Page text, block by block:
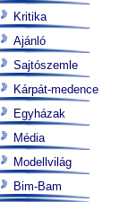
Kritika
Ajánló
Sajtószemle
Kárpát-medence
Egyházak
Média
Modellvilág
Bim-Bam